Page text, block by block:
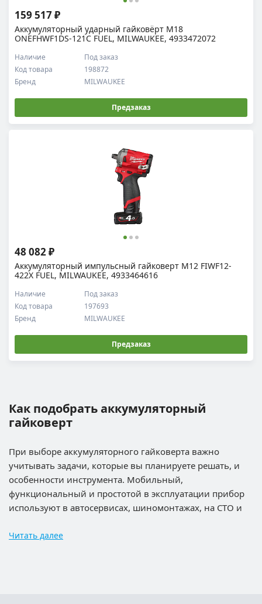
Аккумуляторный ударный гайковёрт M18
ONEFHWF1DS-121C FUEL, MILWAUKEE, 4933472072
Код товара 198872
Наличие Под заказ
Бренд MILWAUKEE
159 517 ₽
Предзаказ
Аккумуляторный импульсный гайковерт M12 FIWF12-
422X FUEL, MILWAUKEE, 4933464616
Код товара 197693
Наличие Под заказ
Бренд MILWAUKEE
48 082 ₽
Предзаказ
Как подобрать аккумуляторный
гайковерт
При выборе аккумуляторного гайковерта важно
учитывать задачи, которые вы планируете решать, и
особенности инструмента. Мобильный,
функциональный и простотой в эксплуатации прибор
используют в автосервисах, шиномонтажах, на СТО и
Читать далее